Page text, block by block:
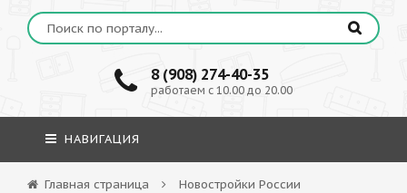
8 (908) 274-40-35
работаем с 10.00 до 20.00
НАВИГАЦИЯ
Главная страница Новостройки России